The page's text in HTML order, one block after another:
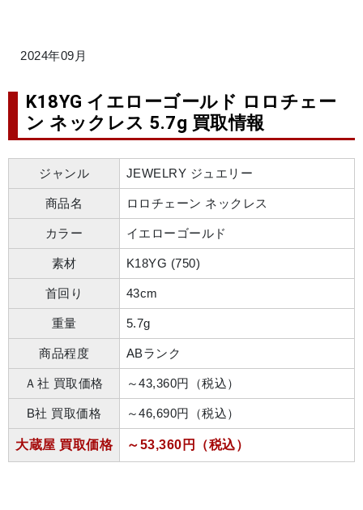
2024年09月
K18YG イエローゴールド ロロチェー
ン ネックレス 5.7g 買取情報
ジャンル JEWELRY ジュエリー
商品名 ロロチェーン ネックレス
カラー イエローゴールド
素材 K18YG (750)
首回り 43cm
重量 5.7g
商品程度 ABランク
Ａ社 買取価格 ～43,360円（税込）
B社 買取価格 ～46,690円（税込）
大蔵屋 買取価格 ～53,360円（税込）